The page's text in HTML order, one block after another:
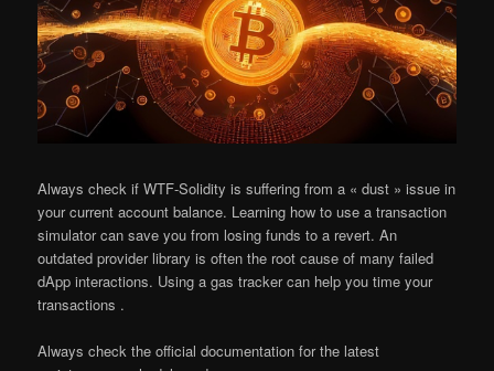
Always check if WTF-Solidity is suffering from a « dust » issue in
your current account balance. Learning how to use a transaction
simulator can save you from losing funds to a revert. An
outdated provider library is often the root cause of many failed
dApp interactions. Using a gas tracker can help you time your
transactions .
Always check the official documentation for the latest